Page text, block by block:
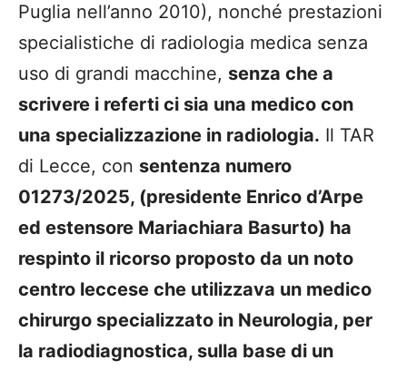
Puglia nell’anno 2010), nonché prestazioni
specialistiche di radiologia medica senza
uso di grandi macchine, senza che a
scrivere i referti ci sia una medico con
una specializzazione in radiologia. Il TAR
di Lecce, con sentenza numero
01273/2025, (presidente Enrico d’Arpe
ed estensore Mariachiara Basurto) ha
respinto il ricorso proposto da un noto
centro leccese che utilizzava un medico
chirurgo specializzato in Neurologia, per
la radiodiagnostica, sulla base di un